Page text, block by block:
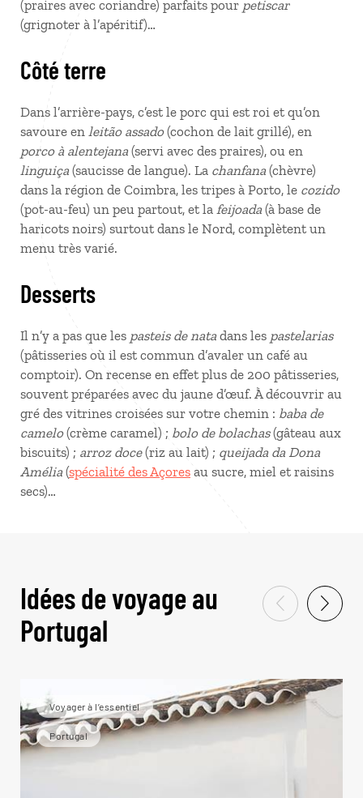
(praires avec coriandre) parfaits pour petiscar
(grignoter à l’apéritif)…
Côté terre
Dans l’arrière-pays, c’est le porc qui est roi et qu’on
savoure en leitão assado(cochon de lait grillé), en
porco à alentejana (servi avec des praires), ou en
linguiça (saucisse de langue). La chanfana (chèvre)
dans la région de Coimbra, les tripes à Porto, le cozido
(pot-au-feu) un peu partout, et la feijoada (à base de
haricots noirs) surtout dans le Nord, complètent un
menu très varié.
Desserts
Il n’y a pas que les pasteis de nata dans les pastelarias
(pâtisseries où il est commun d’avaler un café au
comptoir). On recense en effet plus de 200 pâtisseries,
souvent préparées avec du jaune d’œuf. À découvrir au
gré des vitrines croisées sur votre chemin : baba de
camelo(crème caramel) ; bolo de bolachas(gâteau aux
biscuits) ; arroz doce(riz au lait) ; queijada da Dona
Amélia (spécialité des Açores au sucre, miel et raisins
secs)…
Idées de voyage au
Portugal
Voyager à l’essentiel
Portugal